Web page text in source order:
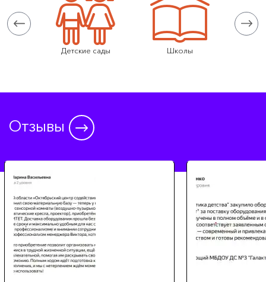
Детские сады Школы
Отзывы